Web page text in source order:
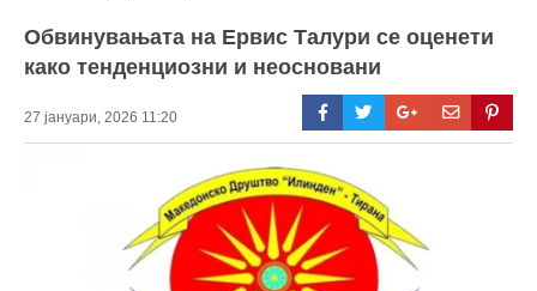
Обвинувањата на Ервис Талури се оценети
како тенденциозни и неосновани
27 јануари, 2026 11:20